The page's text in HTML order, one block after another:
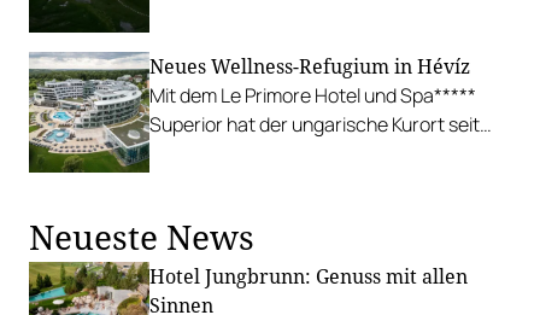
Gault&Millau war vor Ort.
Neues Wellness-Refugium in Hévíz
Mit dem Le Primore Hotel und Spa*****
Superior hat der ungarische Kurort seit
Neueste News
Hotel Jungbrunn: Genuss mit allen
Sinnen